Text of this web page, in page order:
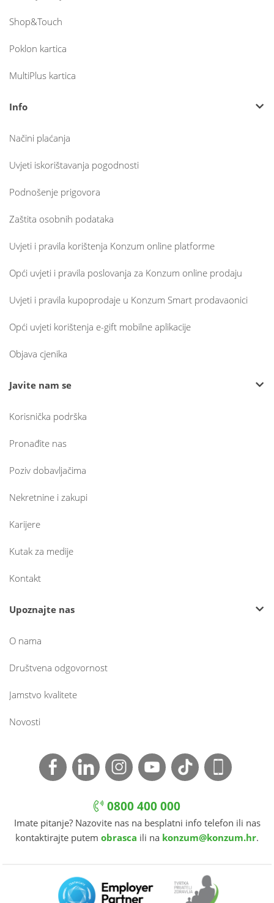
Shop&Touch
Poklon kartica
MultiPlus kartica
Info
Načini plaćanja
Uvjeti iskorištavanja pogodnosti
Podnošenje prigovora
Zaštita osobnih podataka
Uvjeti i pravila korištenja Konzum online platforme
Opći uvjeti i pravila poslovanja za Konzum online prodaju
Uvjeti i pravila kupoprodaje u Konzum Smart prodavaonici
Opći uvjeti korištenja e-gift mobilne aplikacije
Objava cjenika
Javite nam se
Korisnička podrška
Pronađite nas
Poziv dobavljačima
Nekretnine i zakupi
Karijere
Kutak za medije
Kontakt
Upoznajte nas
O nama
Društvena odgovornost
Jamstvo kvalitete
Novosti
0800 400 000
Imate pitanje? Nazovite nas na besplatni info telefon ili nas
kontaktirajte putem obrasca ili na konzum@konzum.hr.